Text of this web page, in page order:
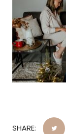
SHARE: